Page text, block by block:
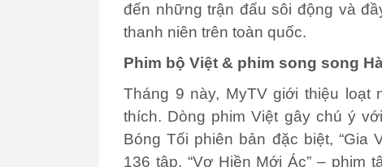
đến những trận đấu sôi động và
thanh niên trên toàn quốc.
Phim bộ Việt & phim song song
Tháng 9 này, MyTV giới thiệu
thích. Dòng phim Việt gây chú ý với
Bóng Tối phiên bản đặc biệt, “Gia
136 tập, “Vợ Hiền Mới Ác” – phim